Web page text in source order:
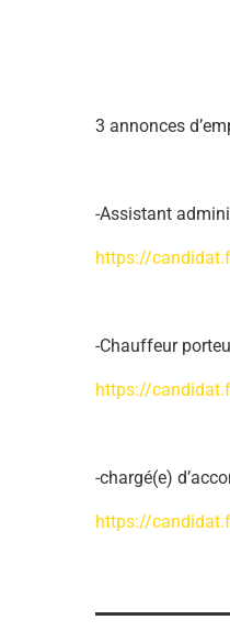
3 annonces
-Assistant
https://
-Chauffeur
https://
-chargé(e)
https://